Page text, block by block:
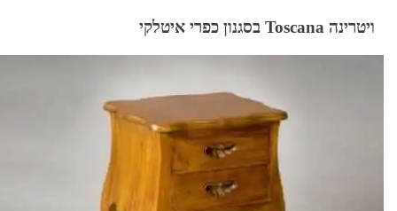
ויטרינה Toscana בסגנון כפרי איטלקי